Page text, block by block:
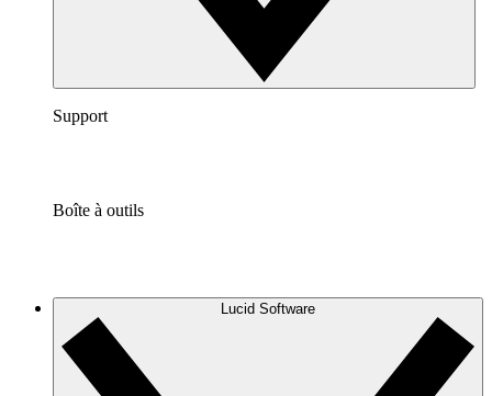
Support
Boîte à outils
Lucid Software